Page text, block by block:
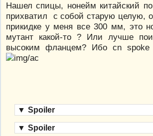
Нашел спицы, нонейм китайский
прихватил с собой старую целую,
прикидке у меня все 300 мм, это
мутант какой-то ? Или лучше
высоким фланцем? Ибо cn spoke
▼ Spoiler
▼ Spoiler